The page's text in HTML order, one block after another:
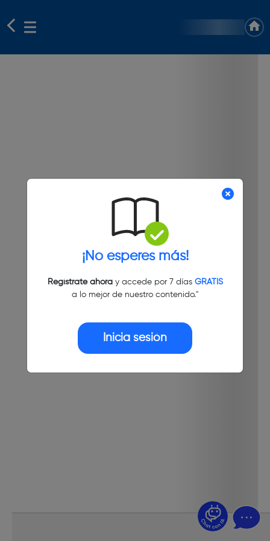
¡No esperes más!
Regístrate ahoray accede por 7 días GRATIS
a lo mejor de nuestro contenido."
Inicia sesión